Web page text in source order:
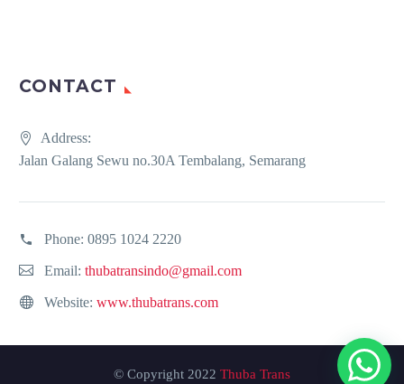
CONTACT
Address:
Jalan Galang Sewu no.30A Tembalang, Semarang
Phone: 0895 1024 2220
Email: thubatransindo@gmail.com
Website: www.thubatrans.com
© Copyright 2022 Thuba Trans